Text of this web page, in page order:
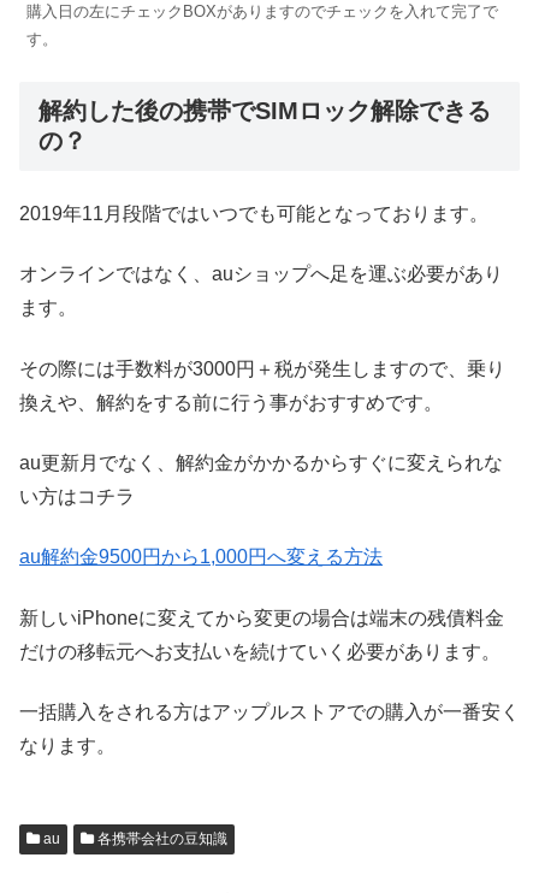
購入日の左にチェックBOXがありますのでチェックを入れて完了で
す。
解約した後の携帯でSIMロック解除できる
の？
2019年11月段階ではいつでも可能となっております。
オンラインではなく、auショップへ足を運ぶ必要があり
ます。
その際には手数料が3000円＋税が発生しますので、乗り
換えや、解約をする前に行う事がおすすめです。
au更新月でなく、解約金がかかるからすぐに変えられな
い方はコチラ
au解約金9500円から1,000円へ変える方法
新しいiPhoneに変えてから変更の場合は端末の残債料金
だけの移転元へお支払いを続けていく必要があります。
一括購入をされる方はアップルストアでの購入が一番安く
なります。
au 各携帯会社の豆知識